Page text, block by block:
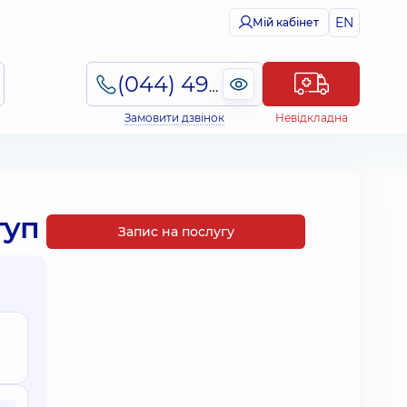
Мій кабінет EN
(044) 495-2-888
Замовити дзвінок Невідкладна
Запис на послугу